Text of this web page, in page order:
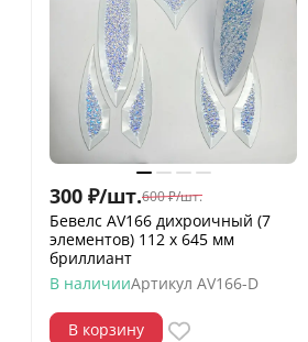
300 ₽/шт.600 ₽/шт.
Бевелс AV166 дихроичный (7
элементов) 112 х 645 мм
бриллиант
В наличииАртикул AV166-D
В корзину